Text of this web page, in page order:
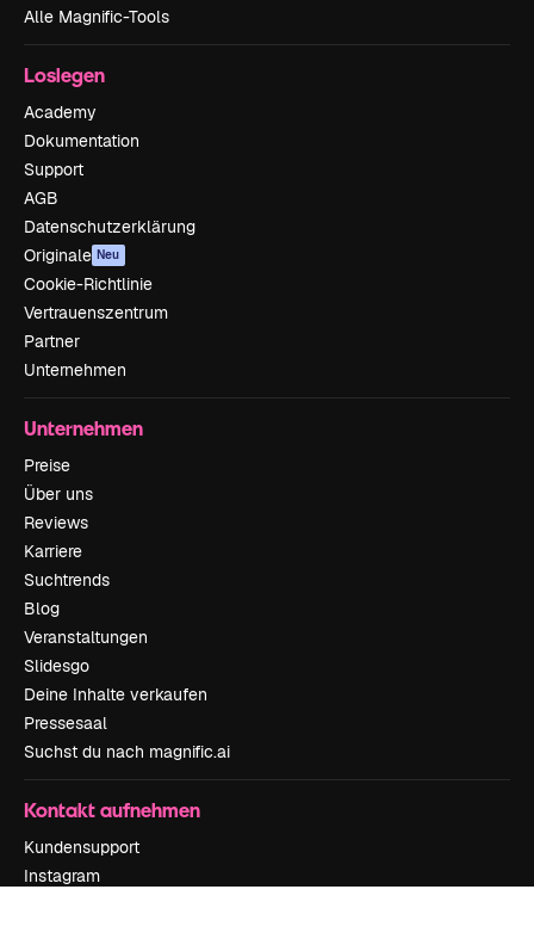
Alle Magnific-Tools
Loslegen
Academy
Dokumentation
Support
AGB
Datenschutzerklärung
Originale Neu
Cookie-Richtlinie
Vertrauenszentrum
Partner
Unternehmen
Unternehmen
Preise
Über uns
Reviews
Karriere
Suchtrends
Blog
Veranstaltungen
Slidesgo
Deine Inhalte verkaufen
Pressesaal
Suchst du nach magnific.ai
Kontakt aufnehmen
Kundensupport
Instagram